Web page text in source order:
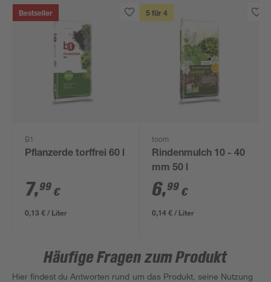
Bestseller
B1
Pflanzerde torffrei 60 l
7,99 €
0,13 € / Liter
5 für 4
toom
Rindenmulch 10 - 40
mm 50 l
6,99 €
0,14 € / Liter
Häufige Fragen zum Produkt
Hier findest du Antworten rund um das Produkt, seine Nutzung